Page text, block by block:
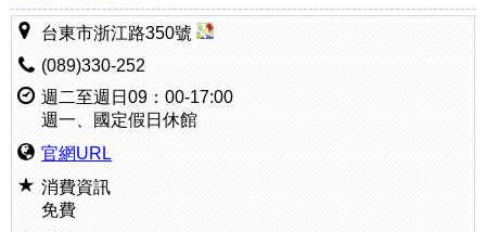
台東市浙江路350號
(089)330-252
週二至週日09：00-17:00
週一、國定假日休館
官網URL
消費資訊
免費